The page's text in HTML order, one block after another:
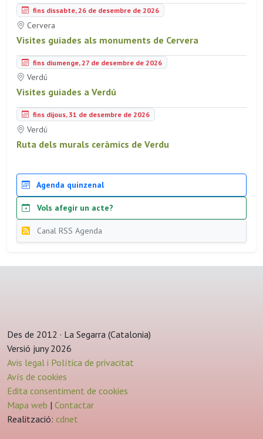
fins dissabte, 26 de desembre de 2026
Cervera
Visites guiades als monuments de Cervera
fins diumenge, 27 de desembre de 2026
Verdú
Visites guiades a Verdú
fins dijous, 31 de desembre de 2026
Verdú
Ruta dels murals ceràmics de Verdu
Agenda quinzenal
Vols afegir un acte?
Canal RSS Agenda
Des de 2012 · La Segarra (Catalonia)
Versió juny 2026
Avis legal i Política de privacitat
Avís de cookies
Edita consentiment de cookies
Mapa web | Contactar
Realització: cdnet